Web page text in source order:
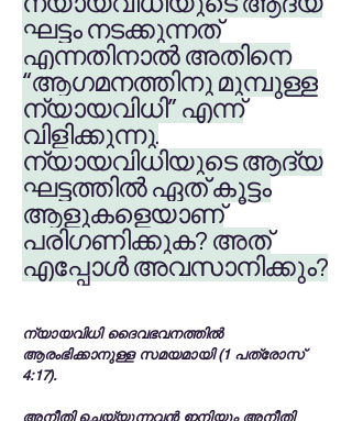
ഘട്ടം നടക്കുന്നത്
എന്നതിനാൽ അതിനെ
“ആഗമനത്തിനു മുമ്പുള്ള
ന്യായവിധി” എന്ന്
വിളിക്കുന്നു.
ന്യായവിധിയുടെ ആദ്യ
ഘട്ടത്തിൽ ഏത് കൂട്ടം
ആളുകളെയാണ്
പരിഗണിക്കുക? അത്
എപ്പോൾ അവസാനിക്കും?
ന്യായവിധി ദൈവഭവനത്തിൽ
ആരംഭിക്കാനുള്ള സമയമായി (1 പത്രോസ്
4:17).
അനീതി ചെയ്യുന്നവൻ ഇനിയും അനീതി